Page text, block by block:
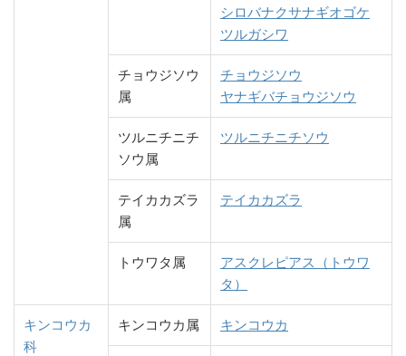
シロバナクサナギオゴケ
ツルガシワ
チョウジソウ
属
チョウジソウ
ヤナギバチョウジソウ
ツルニチニチ
ソウ属
ツルニチニチソウ
テイカカズラ
属
テイカカズラ
トウワタ属
アスクレピアス（トウワ
タ）
キンコウカ
科
キンコウカ属 キンコウカ